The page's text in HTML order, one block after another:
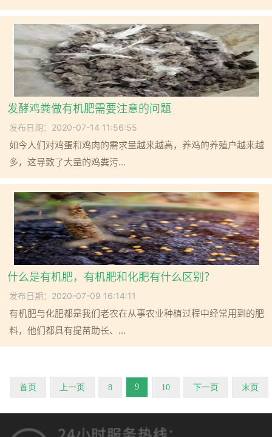
发酵鸡粪做有机肥需要注意的问题
发布日期：2020-07-14 11:56:55
如今人们对鸡蛋和鸡肉的需求量越来越高，养鸡的养殖户越来越
多，这导致了大量的鸡粪污...
什么是有机肥，有机肥和化肥有什么区别？
发布日期：2020-07-09 16:14:11
有机肥与化肥都是我们老农在从事农业种植过程中经常用到的肥
料，他们都具有提苗助长、...
首页 上一页 8 9 10 下一页 末页